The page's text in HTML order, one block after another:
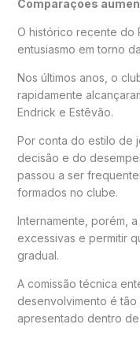
Comparações
O histórico recente do
entusiasmo em torno
Nos últimos anos, o
rapidamente
Endrick e Estêvão.
Por conta do estilo de
decisão e do
passou a ser
formados no clube.
Internamente, porém,
excessivas e permitir
gradual.
A comissão técnica
desenvolvimento é
apresentado dentro de